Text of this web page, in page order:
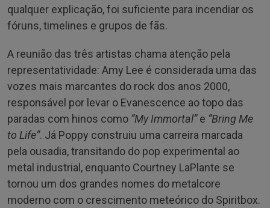
qualquer explicação, foi suficiente para incendiar os
fóruns, timelines e grupos de fãs.
A reunião das três artistas chama atenção pela
representatividade: Amy Lee é considerada uma das
vozes mais marcantes do rock dos anos 2000,
responsável por levar o Evanescence ao topo das
paradas com hinos como “My Immortal”e “Bring Me
to Life”. Já Poppy construiu uma carreira marcada
pela ousadia, transitando do pop experimental ao
metal industrial, enquanto Courtney LaPlante se
tornou um dos grandes nomes do metalcore
moderno com o crescimento meteórico do Spiritbox.